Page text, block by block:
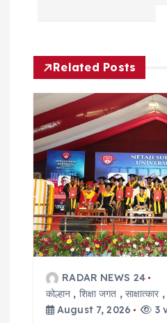
v
g
a
t
Related Posts
RADAR NEWS 24
कोल्हान , शिक्षा जगत , साक्षात्कार
August 7, 2026
3